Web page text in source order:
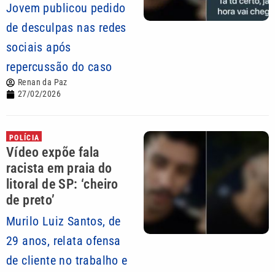
Jovem publicou pedido
de desculpas nas redes
sociais após
repercussão do caso
Renan da Paz
27/02/2026
POLÍCIA
Vídeo expõe fala
racista em praia do
litoral de SP: ‘cheiro
de preto’
Murilo Luiz Santos, de
29 anos, relata ofensa
de cliente no trabalho e